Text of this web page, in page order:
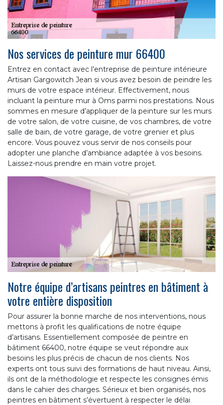
Nos services de peinture mur 66400
Entrez en contact avec l’entreprise de peinture intérieure
Artisan Gargowitch Jean si vous avez besoin de peindre les
murs de votre espace intérieur. Effectivement, nous
incluant la peinture mur à Oms parmi nos prestations. Nous
sommes en mesure d’appliquer de la peinture sur les murs
de votre salon, de votre cuisine, de vos chambres, de votre
salle de bain, de votre garage, de votre grenier et plus
encore. Vous pouvez vous servir de nos conseils pour
adopter une planche d’ambiance adaptée à vos besoins.
Laissez-nous prendre en main votre projet.
Notre équipe d’artisans peintres en bâtiment à
votre entière disposition
Pour assurer la bonne marche de nos interventions, nous
mettons à profit les qualifications de notre équipe
d’artisans. Essentiellement composée de peintre en
bâtiment 66400, notre équipe se veut répondre aux
besoins les plus précis de chacun de nos clients. Nos
experts ont tous suivi des formations de haut niveau. Ainsi,
ils ont de la méthodologie et respecte les consignes émis
dans le cahier des charges. Sérieux et bien organisés, nos
peintres en bâtiment s’évertuent à respecter le délai